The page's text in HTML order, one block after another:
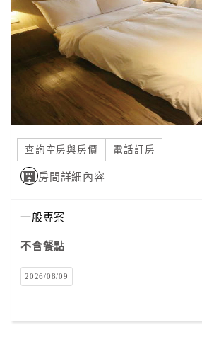
旅
伴
劃
品
宣
傳
查詢空房與房價 電話訂房
房間詳細內容
一般專案
不含餐點
2026/08/09